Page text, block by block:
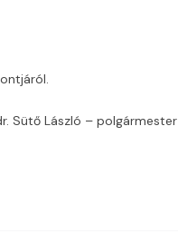
Sütő László – polgármester